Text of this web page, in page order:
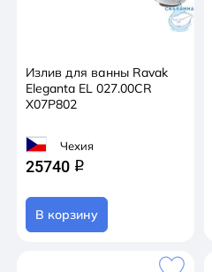
Излив для ванны Ravak
Eleganta EL 027.00CR
X07P802
Чехия
25740 q
В корзину